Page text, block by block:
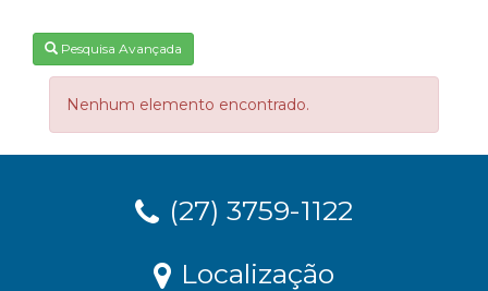
Pesquisa Avançada
Nenhum elemento encontrado.
(27) 3759-1122
Localização